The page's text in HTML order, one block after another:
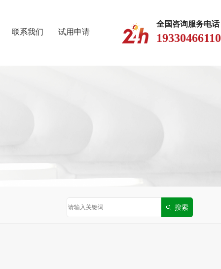
联系我们 试用申请
全国咨询服务电话
19330466110